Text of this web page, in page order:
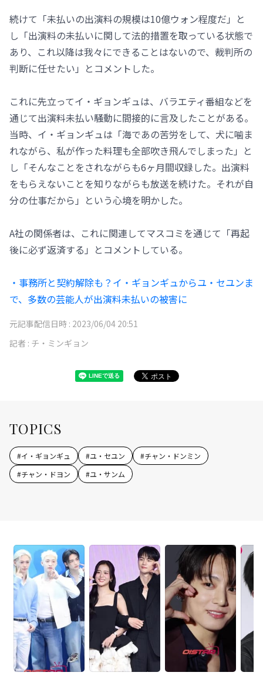
続けて「未払いの出演料の規模は10億ウォン程度だ」と
し「出演料の未払いに関して法的措置を取っている状態で
あり、これ以降は我々にできることはないので、裁判所の
判断に任せたい」とコメントした。
これに先立ってイ・ギョンギュは、バラエティ番組などを
通じて出演料未払い騒動に間接的に言及したことがある。
当時、イ・ギョンギュは「海であの苦労をして、犬に噛ま
れながら、私が作った料理も全部吹き飛んでしまった」と
し「そんなことをされながらも6ヶ月間収録した。出演料
をもらえないことを知りながらも放送を続けた。それが自
分の仕事だから」という心境を明かした。
A社の関係者は、これに関連してマスコミを通じて「再起
後に必ず返済する」とコメントしている。
・事務所と契約解除も？イ・ギョンギュからユ・セユンま
で、多数の芸能人が出演料未払いの被害に
元記事配信日時 : 2023/06/04 20:51
記者 : チ・ミンギョン
TOPICS
#イ・ギョンギュ #ユ・セユン #チャン・ドンミン
#チャン・ドヨン #ユ・サンム